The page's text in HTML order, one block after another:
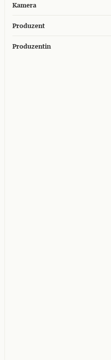
Kamera
Produzent
Produzentin